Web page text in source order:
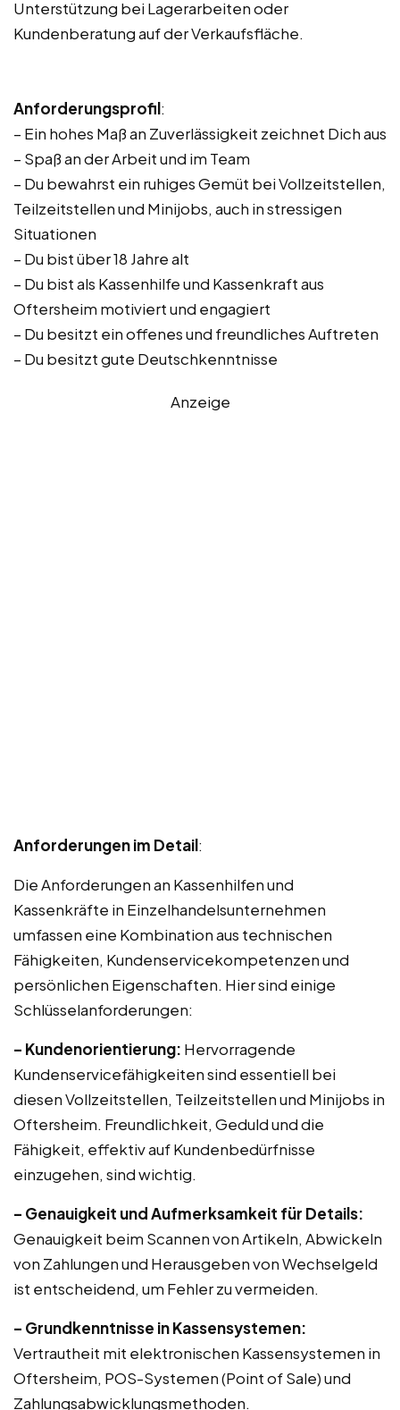
Unterstützung bei Lagerarbeiten oder
Kundenberatung auf der Verkaufsfläche.
Anforderungsprofil:
– Ein hohes Maß an Zuverlässigkeit zeichnet Dich aus
– Spaß an der Arbeit und im Team
– Du bewahrst ein ruhiges Gemüt bei Vollzeitstellen,
Teilzeitstellen und Minijobs, auch in stressigen
Situationen
– Du bist über 18 Jahre alt
– Du bist als Kassenhilfe und Kassenkraft aus
Oftersheim motiviert und engagiert
– Du besitzt ein offenes und freundliches Auftreten
– Du besitzt gute Deutschkenntnisse
Anzeige
Anforderungen im Detail:
Die Anforderungen an Kassenhilfen und
Kassenkräfte in Einzelhandelsunternehmen
umfassen eine Kombination aus technischen
Fähigkeiten, Kundenservicekompetenzen und
persönlichen Eigenschaften. Hier sind einige
Schlüsselanforderungen:
– Kundenorientierung: Hervorragende
Kundenservicefähigkeiten sind essentiell bei
diesen Vollzeitstellen, Teilzeitstellen und Minijobs in
Oftersheim. Freundlichkeit, Geduld und die
Fähigkeit, effektiv auf Kundenbedürfnisse
einzugehen, sind wichtig.
– Genauigkeit und Aufmerksamkeit für Details:
Genauigkeit beim Scannen von Artikeln, Abwickeln
von Zahlungen und Herausgeben von Wechselgeld
ist entscheidend, um Fehler zu vermeiden.
– Grundkenntnisse in Kassensystemen:
Vertrautheit mit elektronischen Kassensystemen in
Oftersheim, POS-Systemen (Point of Sale) und
Zahlungsabwicklungsmethoden.